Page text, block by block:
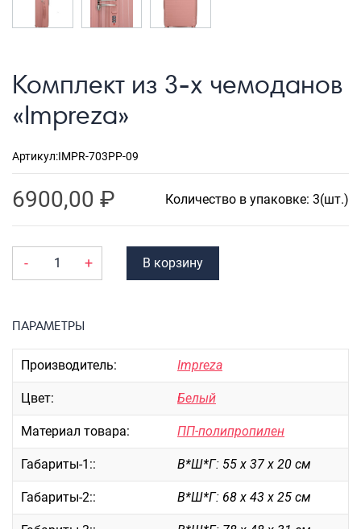
Рюкзаки туристические
Кейсы
Аксессуары
ЧЕХЛЫ ДЛЯ ЧЕМОДАНОВ
Новинки
Багаж
Чемоданы оптом
Чемоданы на колесах
Чемоданы детские
Пилоты на колесах
Комплект из 3-х чемоданов
«Impreza»
Артикул:IMPR-703PP-09
6900,00 ₽ Количество в упаковке: 3(шт.)
- + В корзину
ПАРАМЕТРЫ
Производитель: Impreza
Цвет: Белый
Материал товара: ПП-полипропилен
Габариты-1:: В*Ш*Г: 55 х 37 х 20 см
Габариты-2:: В*Ш*Г: 68 х 43 х 25 см